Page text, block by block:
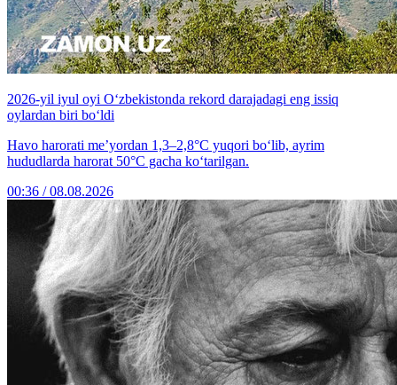
2026-yil iyul oyi O‘zbekistonda rekord darajadagi eng issiq
oylardan biri bo‘ldi
Havo harorati me’yordan 1,3–2,8°C yuqori bo‘lib, ayrim
hududlarda harorat 50°C gacha ko‘tarilgan.
00:36 / 08.08.2026